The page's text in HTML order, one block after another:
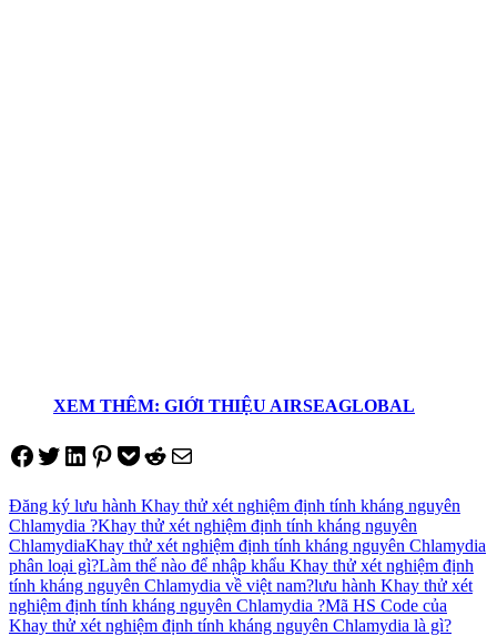
XEM THÊM: GIỚI THIỆU AIRSEAGLOBAL
Share on Facebook
Tweet on Twitter
Share on LinkedIn
Pin on Pinterest
Save to pocket
Share on Reddit
Share via Email
Đăng ký lưu hành Khay thử xét nghiệm định tính kháng nguyên
Chlamydia ?Khay thử xét nghiệm định tính kháng nguyên
ChlamydiaKhay thử xét nghiệm định tính kháng nguyên Chlamydia
phân loại gì?Làm thế nào để nhập khẩu Khay thử xét nghiệm định
tính kháng nguyên Chlamydia về việt nam?lưu hành Khay thử xét
nghiệm định tính kháng nguyên Chlamydia ?Mã HS Code của
Khay thử xét nghiệm định tính kháng nguyên Chlamydia là gì?